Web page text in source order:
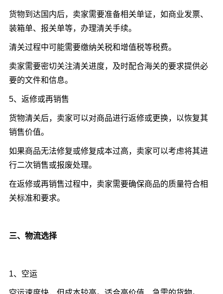
货物到达国内后，卖家需要准备相关单证，如商业发票、
装箱单、报关单等，办理清关手续。
清关过程中可能需要缴纳关税和增值税等税费。
卖家需要密切关注清关进度，及时配合海关的要求提供必
要的文件和信息。
5、返修或再销售
货物清关后，卖家可以对商品进行返修或更换，以恢复其
销售价值。
如果商品无法修复或修复成本过高，卖家可以考虑将其进
行二次销售或报废处理。
在返修或再销售过程中，卖家需要确保商品的质量符合相
关标准和要求。
三、物流选择
1、空运